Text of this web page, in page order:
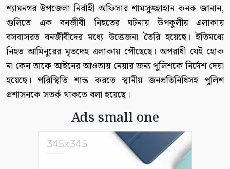
শ্যামনগর উপজেলা নির্বাহী অফিসার শামসুজ্জাহান কনক জানান,
গুলিতে এক বনজীবী নিহতের ঘটনায় উপকুলীয় এলাকায়
বসবাসরত বনজীবীদের মধ্যে উত্তেজনা তৈরি হয়েছে। ইতিমধ্যে
নিহত আমিনুরের মৃতদেহ এলাকায় পৌছেছে। অপরাধী যেই হোক
না কেন তাকে আইনের আওতায় নেয়ার জন্য পুলিশকে নির্দেশ দেয়া
হয়েছে। পরিস্থিতি শান্ত করতে স্থানীয় জনপ্রতিনিধিসহ পুলিশ
প্রশাসনকে সতর্ক থাকতে বলা হয়েছে।
Ads small one